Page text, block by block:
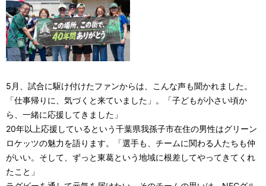
5月、試合に駆け付けたファンからは、こんな声も聞かれました。
「仕事帰りに、気づくと来ていました」。「子どもが小さい頃か
ら、一緒に応援してきました」
20年以上応援しているという千葉県我孫子市在住の男性はグリーン
ロケッツの魅力を語ります。「選手も、チームに関わる人たちも仲
がいい。そして、ずっと東葛という地域に根差してやってきてくれ
たこと」